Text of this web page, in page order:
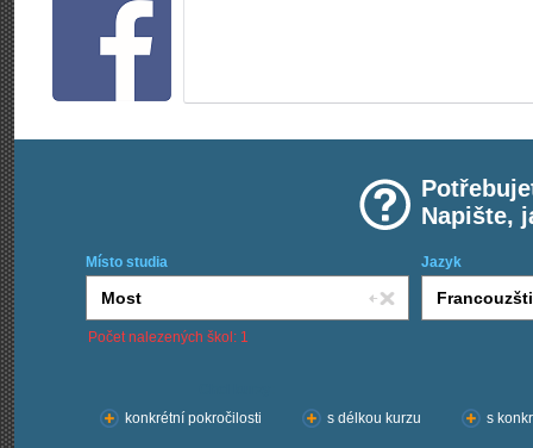
Napište,
Místo studia Jazyk
Počet nalezených škol: 1
konkrétní pokročilosti
s délkou kurzu s